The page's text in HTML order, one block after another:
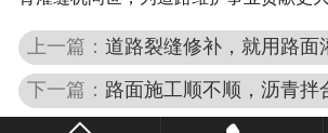
上一篇：道路裂缝修补，就用路面
下一篇： 路面施工顺不顺，沥青拌